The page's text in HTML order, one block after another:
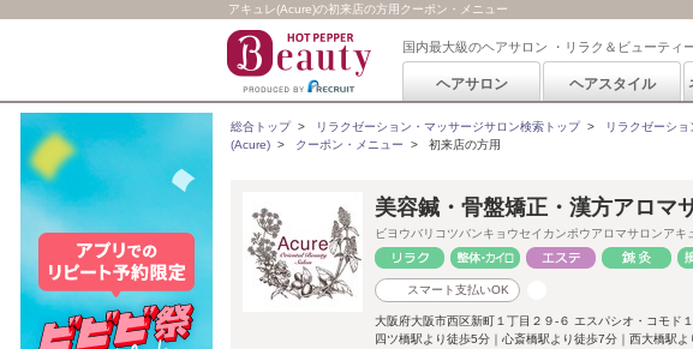
アキュレ(Acure)の初来店の方用クーポン・メニュー
国内最大級のヘアサロン ・リラク＆ビューティ
ヘアサロン ヘアスタイル
総合トップ> リラクゼーション・マッサージサロン検索トップ> リラクゼーシ
(Acure) > クーポン・メニュー > 初来店の方用
美容鍼・骨盤矯正・漢方アロマ
ビヨウバリコツバンキョウセイカンポウアロマサロンアキ
スマート支払いOK
大阪府大阪市西区新町１丁目２９-６ エスパシオ・コモド１
四ツ橋駅より徒歩5分｜心斎橋駅より徒歩7分｜西大橋駅よ